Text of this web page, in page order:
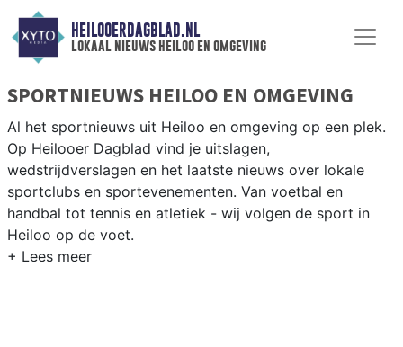
HEILOOERDAGBLAD.NL
lokaal nieuws heiloo en omgeving
SPORTNIEUWS HEILOO EN OMGEVING
Al het sportnieuws uit Heiloo en omgeving op een plek.
Op Heilooer Dagblad vind je uitslagen,
wedstrijdverslagen en het laatste nieuws over lokale
sportclubs en sportevenementen. Van voetbal en
handbal tot tennis en atletiek - wij volgen de sport in
Heiloo op de voet.